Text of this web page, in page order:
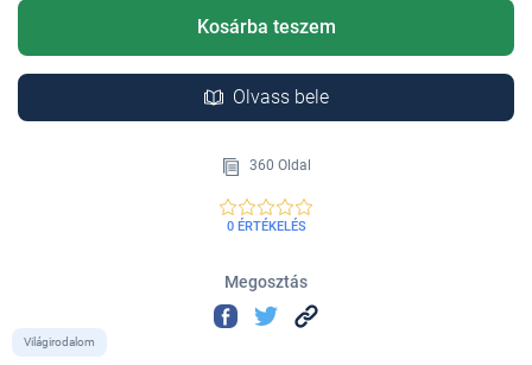
Kosárba teszem
Olvass bele
360 Oldal
0 ÉRTÉKELÉS
Megosztás
Világirodalom